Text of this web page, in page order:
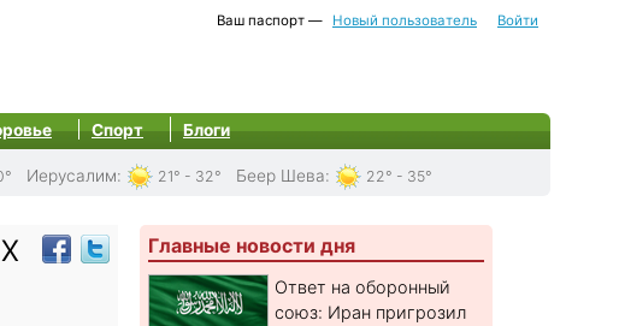
Ваш паспорт — Новый пользователь Войти
Спорт Блоги
Иерусалим: 21° - 32° Беер Шева: 22° - 35°
Главные новости дня
Ответ на оборонный
союз: Иран пригрозил